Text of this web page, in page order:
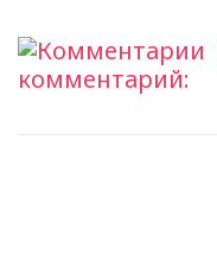
комментарий: